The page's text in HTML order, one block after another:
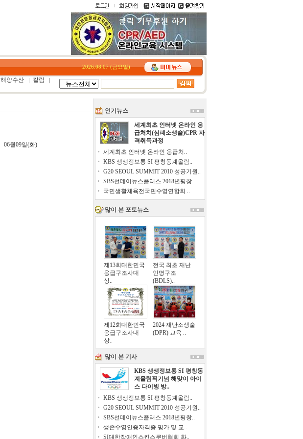
2026.08.07 (금요일)
해양수산
칼럼
06월09일(화)
인기뉴스
세계최초 인터넷 온라인 응
급처치(심폐소생술)CPR 자
격취득과정
세계최초 인터넷 온라인 응급처..
KBS 생생정보통 SI 평창동계올림..
G20 SEOUL SUMMIT 2010 성공기원..
SBS선데이뉴스플러스 2018년평창..
국민생활체육전국핀수영연합회 ..
많이 본 포토뉴스
제13회대한민국
응급구조사대
상..
전국 최초 재난
인명구조
(BDLS)..
제12회대한민국
응급구조사대
상..
2024 재난소생술
(DPR) 교육 ..
많이 본 기사
KBS 생생정보통 SI 평창동
계올림픽기념 해맞이 아이
스 다이빙 방..
KBS 생생정보통 SI 평창동계올림..
G20 SEOUL SUMMIT 2010 성공기원..
SBS선데이뉴스플러스 2018년평창..
생존수영인증자격증 평가 및 교..
SI대한장애인스킨스쿠버협회 화..